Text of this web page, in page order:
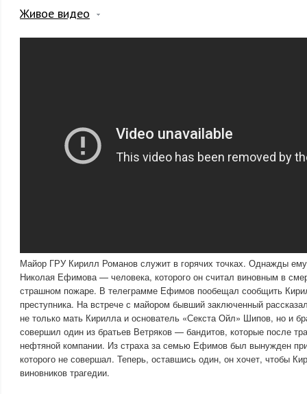
Живое видео
Майор ГРУ Кирилл Романов служит в горячих точках. Однажды
Николая Ефимова — человека, которого он считал виновным в
страшном пожаре. В телеграмме Ефимов пообещал сообщить
преступника. На встрече с майором бывший заключенный
не только мать Кирилла и основатель «Секста Ойл» Шипов, но и
совершил один из братьев Ветряков — бандитов, которые после
нефтяной компании. Из страха за семью Ефимов был вынужден
которого не совершал. Теперь, оставшись один, он хочет, чтобы
виновников трагедии.